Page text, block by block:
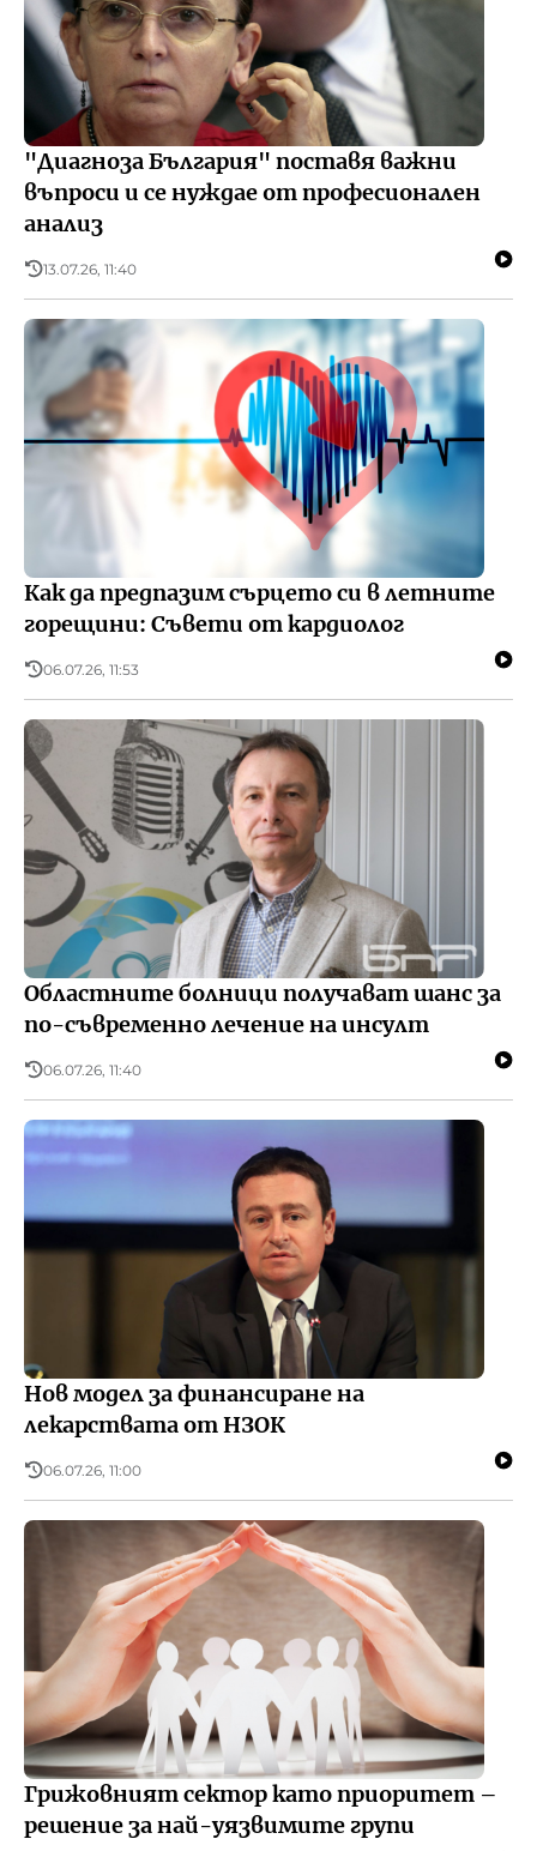
"Диагноза България" поставя важни
въпроси и се нуждае от професионален
анализ
13.07.26, 11:40
Как да предпазим сърцето си в летните
горещини: Съвети от кардиолог
06.07.26, 11:53
Областните болници получават шанс за
по-съвременно лечение на инсулт
06.07.26, 11:40
Нов модел за финансиране на
лекарствата от НЗОК
06.07.26, 11:00
Грижовният сектор като приоритет –
решение за най-уязвимите групи